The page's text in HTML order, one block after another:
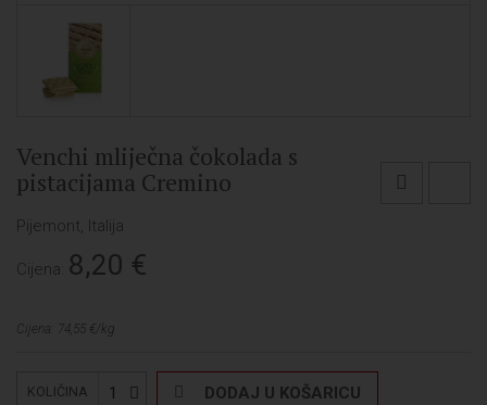
Venchi mliječna čokolada s
pistacijama Cremino
Pijemont, Italija
Cijena: 8,20 €
Cijena: 74,55 €/kg
KOLIČINA 1 DODAJ U KOŠARICU